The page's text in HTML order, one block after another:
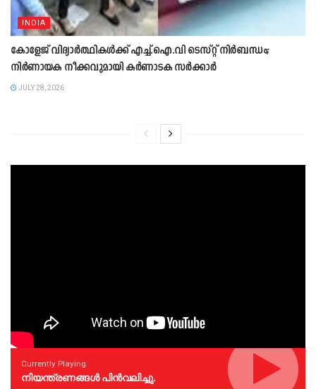
INDIA
കോളേജ് വിദ്യാർത്ഥികൾക്ക് എച്ച്.ഐ.വി ടെസ്റ്റ് നിർബന്ധം;
നി‍ർണായക നീക്കവുമായി കർണാടക സ‍ർക്ക‍ാർ
JULY 28, 2026
Currently Playing
നിയന്ത്രണങ്ങള്‍ പിന്‍വലിച്ചു.